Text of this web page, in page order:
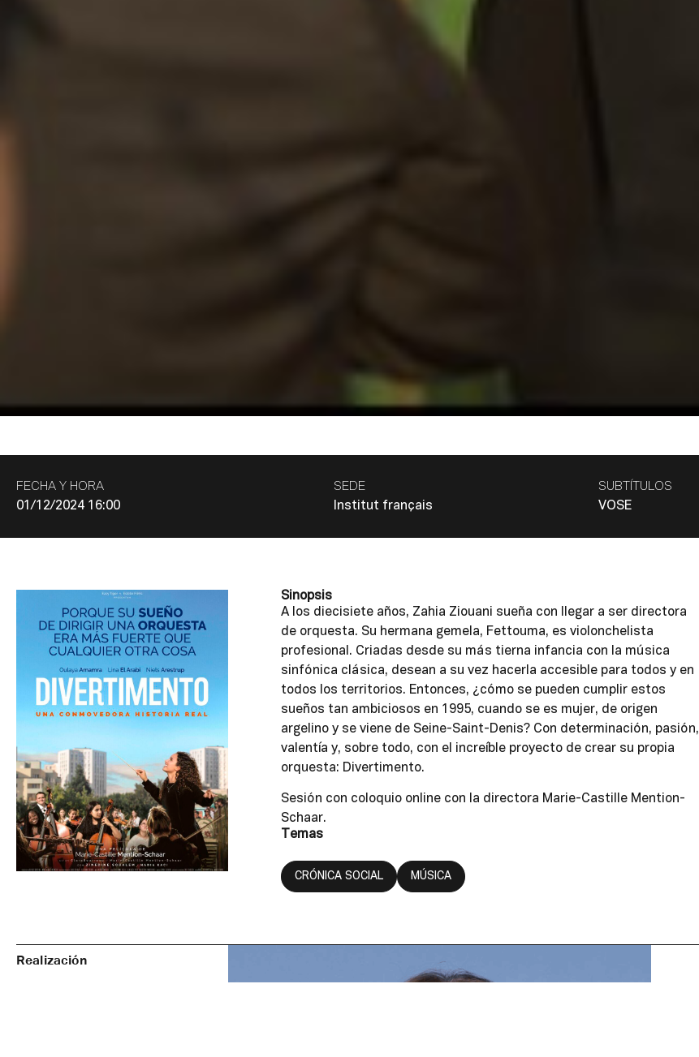
FECHA Y HORA
01/12/2024 16:00
SEDE
Institut français
SUBTÍTULOS
VOSE
Sinopsis
A los diecisiete años, Zahia Ziouani sueña con llegar a ser directora
de orquesta. Su hermana gemela, Fettouma, es violonchelista
profesional. Criadas desde su más tierna infancia con la música
sinfónica clásica, desean a su vez hacerla accesible para todos y en
todos los territorios. Entonces, ¿cómo se pueden cumplir estos
sueños tan ambiciosos en 1995, cuando se es mujer, de origen
argelino y se viene de Seine-Saint-Denis? Con determinación, pasión,
valentía y, sobre todo, con el increíble proyecto de crear su propia
orquesta: Divertimento.
Sesión con coloquio online con la directora Marie-Castille Mention-
Schaar.
Temas
CRÓNICA SOCIAL MÚSICA
Realización